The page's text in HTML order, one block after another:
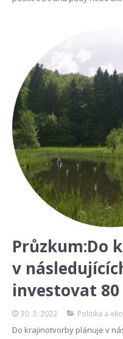
Průzkum:Do
v
investovat
30. 3. 2022 Politika a
Do krajinotvorby plánuje v